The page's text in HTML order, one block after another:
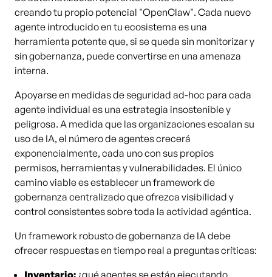
creando tu propio potencial "OpenClaw". Cada nuevo
agente introducido en tu ecosistema es una
herramienta potente que, si se queda sin monitorizar y
sin gobernanza, puede convertirse en una amenaza
interna.
Apoyarse en medidas de seguridad ad-hoc para cada
agente individual es una estrategia insostenible y
peligrosa. A medida que las organizaciones escalan su
uso de IA, el número de agentes crecerá
exponencialmente, cada uno con sus propios
permisos, herramientas y vulnerabilidades. El único
camino viable es establecer un framework de
gobernanza centralizado que ofrezca visibilidad y
control consistentes sobre toda la actividad agéntica.
Un framework robusto de gobernanza de IA debe
ofrecer respuestas en tiempo real a preguntas críticas:
Inventario: ¿qué agentes se están ejecutando